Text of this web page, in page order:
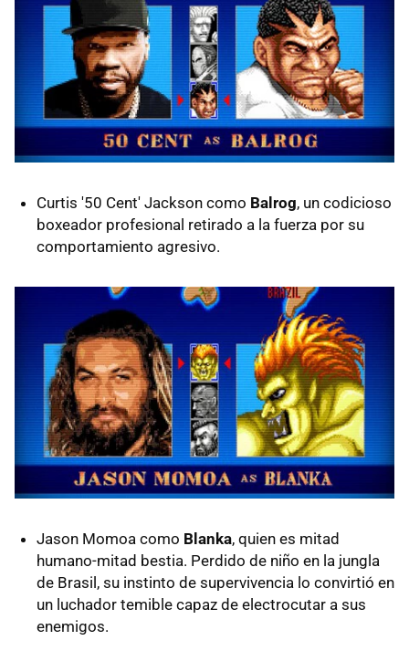
Curtis '50 Cent' Jackson como Balrog, un codicioso
boxeador profesional retirado a la fuerza por su
comportamiento agresivo.
Jason Momoa como Blanka, quien es mitad
humano-mitad bestia. Perdido de niño en la jungla
de Brasil, su instinto de supervivencia lo convirtió en
un luchador temible capaz de electrocutar a sus
enemigos.